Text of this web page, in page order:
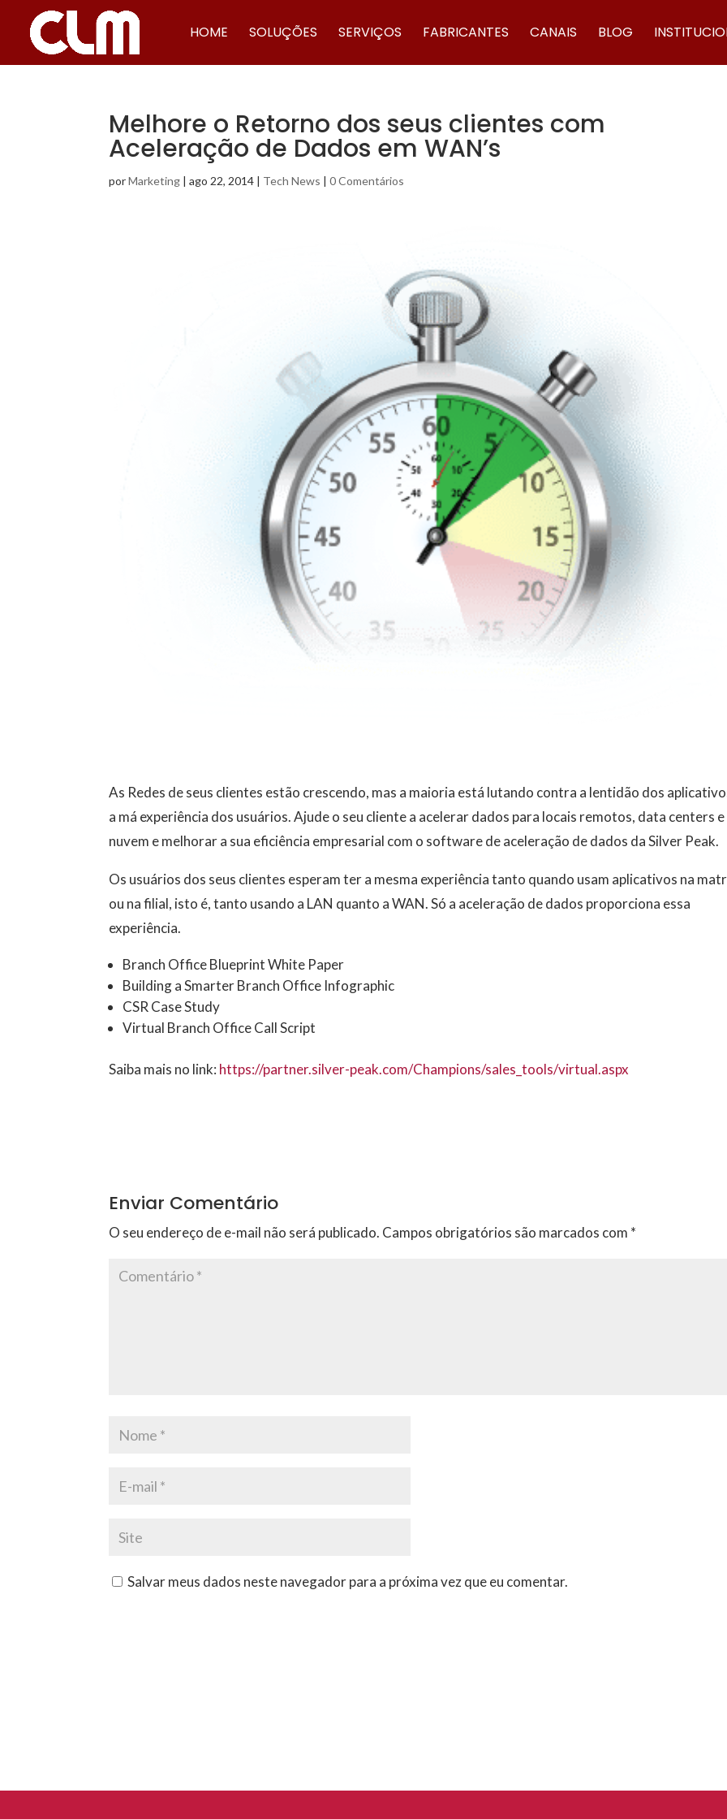
HOME SOLUÇÕES SERVIÇOS FABRICANTES CANAIS BLOG
Melhore o Retorno dos seus clientes com
Aceleração de Dados em WAN’s
porMarketing |ago 22, 2014 | Tech News |0 Comentários
As Redes de seus clientes estão crescendo, mas a maioria está lutando contra a lentidão dos
a má experiência dos usuários. Ajude o seu cliente a acelerar dados para locais remotos, data centers e
nuvem e melhorar a sua eficiência empresarial com o software de aceleração de dados da Silver Peak.
Os usuários dos seus clientes esperam ter a mesma experiência tanto quando usam aplicativos na
ou na filial, isto é, tanto usando a LAN quanto a WAN. Só a aceleração de dados proporciona essa
experiência.
Branch Office Blueprint White Paper
Building a Smarter Branch Office Infographic
CSR Case Study
Virtual Branch Office Call Script
Saiba mais no link: https://partner.silver-peak.com/Champions/sales_tools/virtual.aspx
Enviar Comentário
O seu endereço de e-mail não será publicado. Campos obrigatórios são marcados com *
Salvar meus dados neste navegador para a próxima vez que eu comentar.